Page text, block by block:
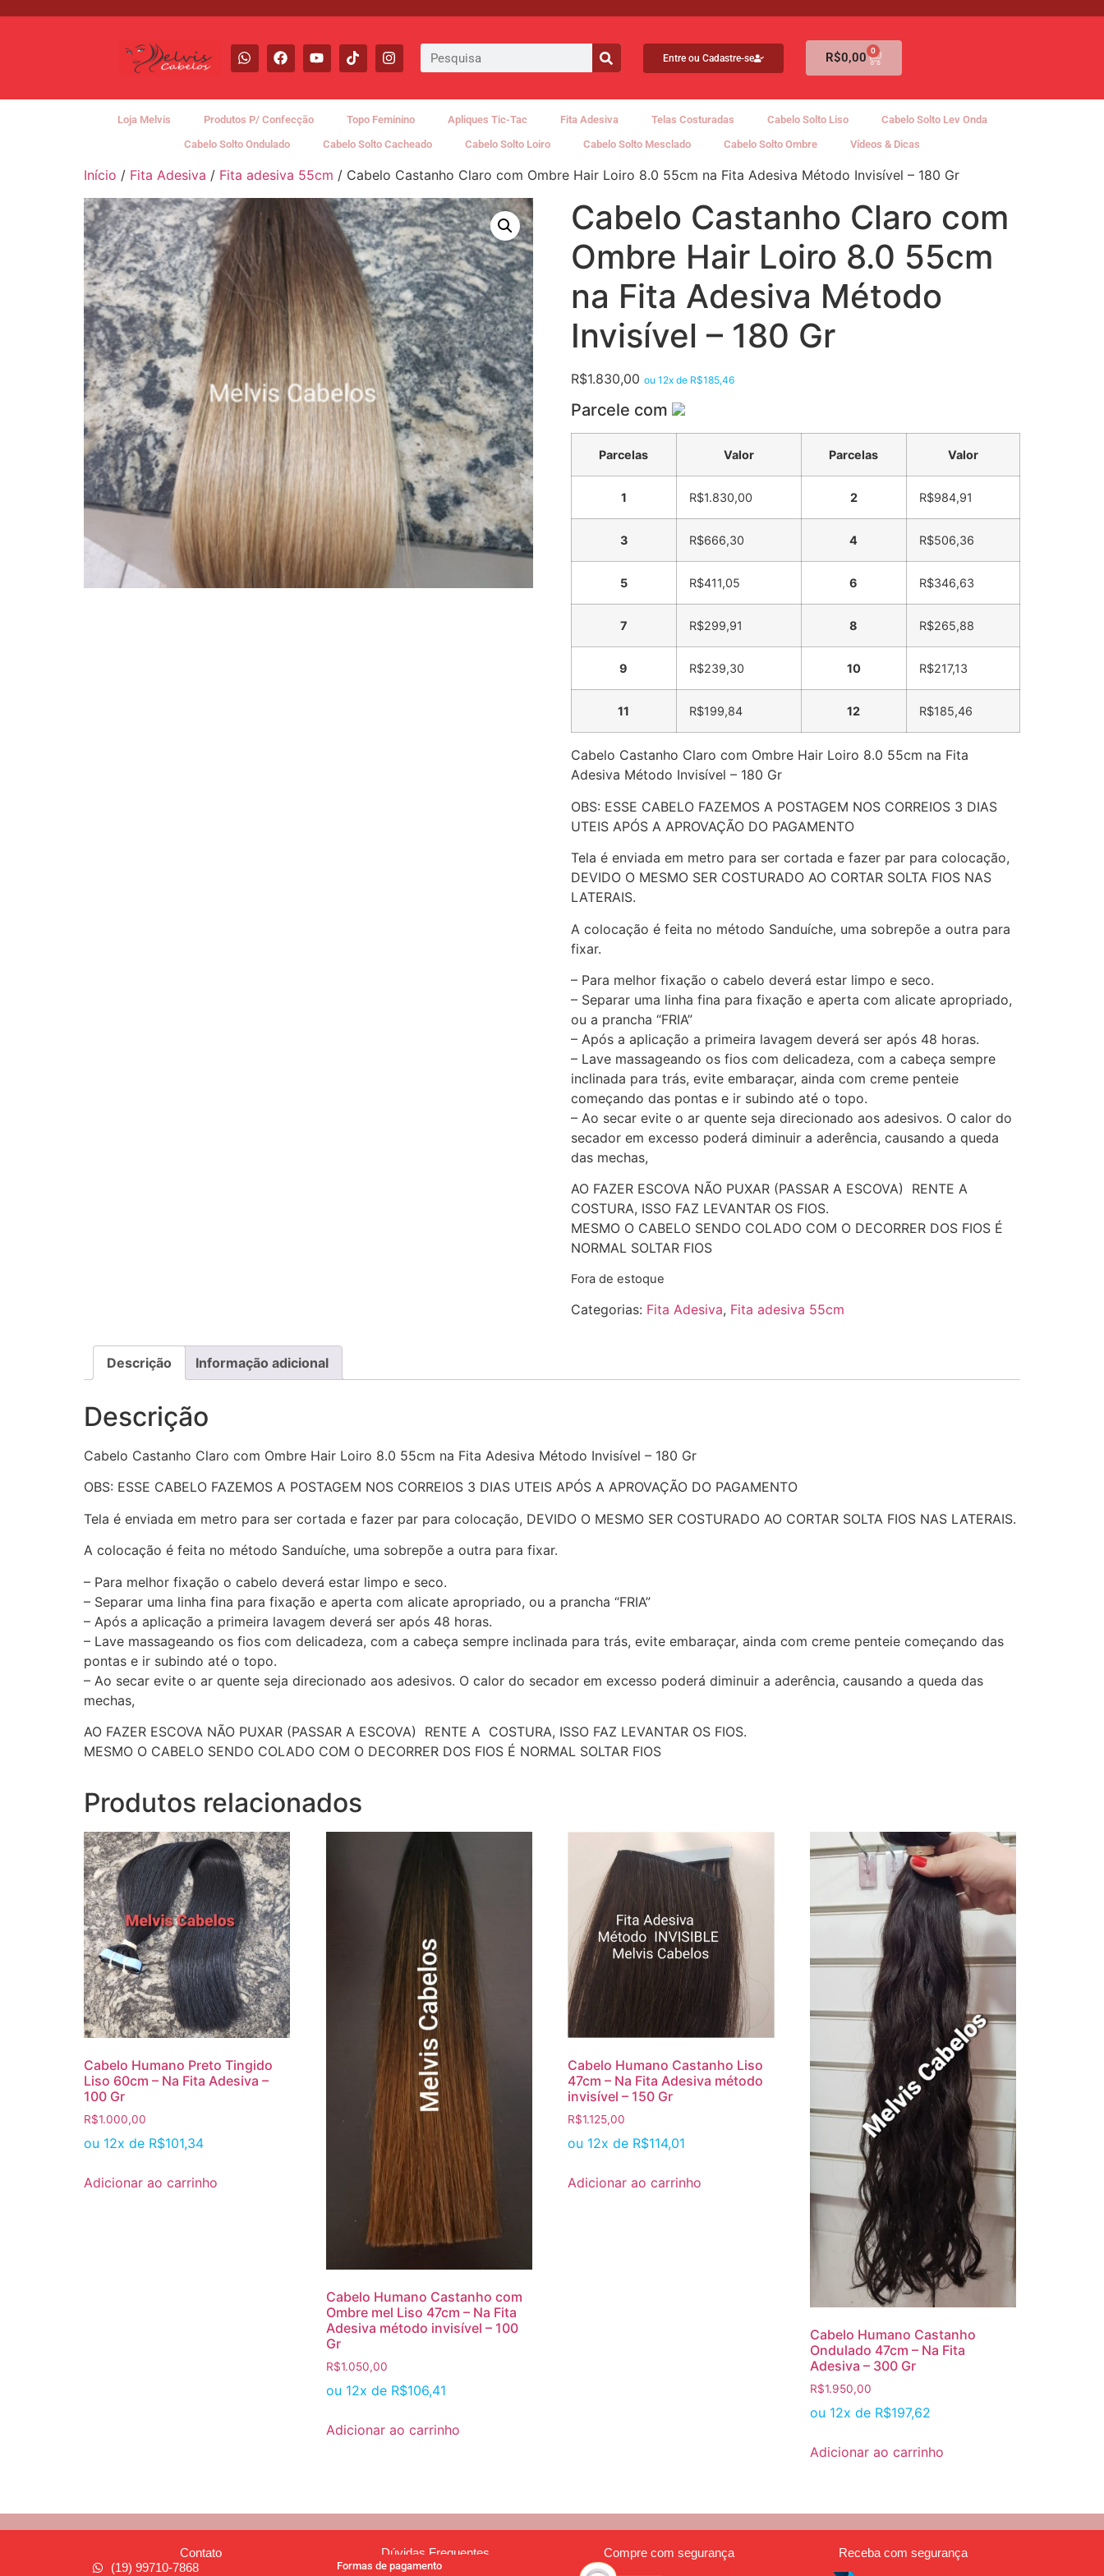
Entre ou Cadastre-se R$0,00 0
Loja Melvis Produtos P/ Confecção Topo Feminino Apliques Tic-Tac Fita Adesiva Telas Costuradas Cabelo Solto Liso
Cabelo Solto Lev Onda
Cabelo Solto Ondulado
Cabelo Solto Cacheado Cabelo Solto Loiro Cabelo Solto Mesclado Cabelo Solto Ombre Vídeos & Dicas
Início / Fita Adesiva / Fita adesiva 55cm / Cabelo Castanho Claro com Ombre Hair Loiro 8.0 55cm na Fita Adesiva Método Invisível – 180 Gr
Cabelo Castanho Claro com
Ombre Hair Loiro 8.0 55cm
na Fita Adesiva Método
Invisível – 180 Gr
R$1.830,00 ou 12x de R$185,46
Parcele com
Parcelas Valor Parcelas Valor
1 R$1.830,00 2 R$984,91
3 R$666,30 4 R$506,36
5 R$411,05 6 R$346,63
7 R$299,91 8 R$265,88
9 R$239,30 10 R$217,13
11 R$199,84 12 R$185,46
Cabelo Castanho Claro com Ombre Hair Loiro 8.0 55cm na Fita
Adesiva Método Invisível – 180 Gr
OBS: ESSE CABELO FAZEMOS A POSTAGEM NOS CORREIOS 3 DIAS
UTEIS APÓS A APROVAÇÃO DO PAGAMENTO
Tela é enviada em metro para ser cortada e fazer par para colocação,
DEVIDO O MESMO SER COSTURADO AO CORTAR SOLTA FIOS NAS
LATERAIS.
A colocação é feita no método Sanduíche, uma sobrepõe a outra para
fixar.
– Para melhor fixação o cabelo deverá estar limpo e seco.
– Separar uma linha fina para fixação e aperta com alicate apropriado,
ou a prancha “FRIA”
– Após a aplicação a primeira lavagem deverá ser após 48 horas.
– Lave massageando os fios com delicadeza, com a cabeça sempre
inclinada para trás, evite embaraçar, ainda com creme penteie
começando das pontas e ir subindo até o topo.
– Ao secar evite o ar quente seja direcionado aos adesivos. O calor do
secador em excesso poderá diminuir a aderência, causando a queda
das mechas,
AO FAZER ESCOVA NÃO PUXAR (PASSAR A ESCOVA) RENTE A
COSTURA, ISSO FAZ LEVANTAR OS FIOS.
MESMO O CABELO SENDO COLADO COM O DECORRER DOS FIOS É
NORMAL SOLTAR FIOS
Fora de estoque
Categorias: Fita Adesiva, Fita adesiva 55cm
Descrição Informação adicional
Descrição
Cabelo Castanho Claro com Ombre Hair Loiro 8.0 55cm na Fita Adesiva Método Invisível – 180 Gr
OBS: ESSE CABELO FAZEMOS A POSTAGEM NOS CORREIOS 3 DIAS UTEIS APÓS A APROVAÇÃO DO PAGAMENTO
Tela é enviada em metro para ser cortada e fazer par para colocação, DEVIDO O MESMO SER COSTURADO AO CORTAR SOLTA FIOS NAS LATERAIS.
A colocação é feita no método Sanduíche, uma sobrepõe a outra para fixar.
– Para melhor fixação o cabelo deverá estar limpo e seco.
– Separar uma linha fina para fixação e aperta com alicate apropriado, ou a prancha “FRIA”
– Após a aplicação a primeira lavagem deverá ser após 48 horas.
– Lave massageando os fios com delicadeza, com a cabeça sempre inclinada para trás, evite embaraçar, ainda com creme penteie começando das
pontas e ir subindo até o topo.
– Ao secar evite o ar quente seja direcionado aos adesivos. O calor do secador em excesso poderá diminuir a aderência, causando a queda das
mechas,
AO FAZER ESCOVA NÃO PUXAR (PASSAR A ESCOVA) RENTE A COSTURA, ISSO FAZ LEVANTAR OS FIOS.
MESMO O CABELO SENDO COLADO COM O DECORRER DOS FIOS É NORMAL SOLTAR FIOS
Produtos relacionados
Cabelo Humano Preto Tingido
Liso 60cm – Na Fita Adesiva –
100 Gr
R$1.000,00
ou 12x de R$101,34
Adicionar ao carrinho
Cabelo Humano Castanho com
Ombre mel Liso 47cm – Na Fita
Adesiva método invisível – 100
Gr
R$1.050,00
ou 12x de R$106,41
Adicionar ao carrinho
Cabelo Humano Castanho Liso
47cm – Na Fita Adesiva método
invisível – 150 Gr
R$1.125,00
ou 12x de R$114,01
Adicionar ao carrinho
Cabelo Humano Castanho
Ondulado 47cm – Na Fita
Adesiva – 300 Gr
R$1.950,00
ou 12x de R$197,62
Adicionar ao carrinho
Contato
(19) 99710-7868
Dúvidas Frequentes
Formas de pagamento
Compre com segurança Receba com segurança